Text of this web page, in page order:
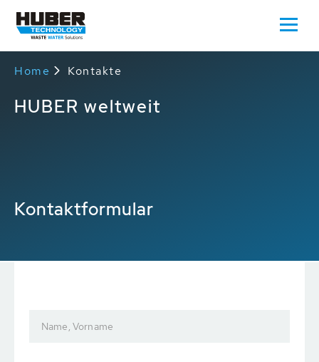
Home Kontakte
HUBER weltweit
Kontaktformular
Name, Vorname